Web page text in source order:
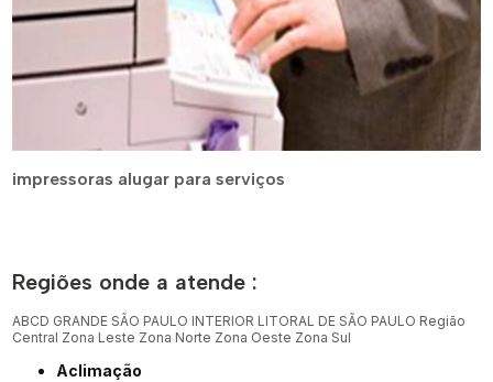
impressoras alugar para serviços
Regiões onde a atende :
ABCD GRANDE SÃO PAULO INTERIOR LITORAL DE SÃO PAULO Região
Central Zona Leste Zona Norte Zona Oeste Zona Sul
Aclimação